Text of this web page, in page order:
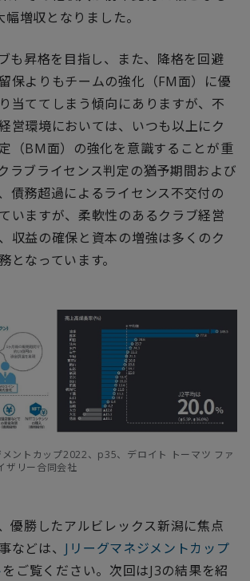
増収となりました。
も昇格を目指し、また、降格を回避
保よりもチームの強化（FM面）に優
当ててしまう傾向にありますが、不
営環境においては、いつも以上にク
（BM面）の強化を意識することが重
ラブライセンス判定の猶予期間および
債務超過によるライセンス不交付の
いますが、柔軟性のあるクラブ経営
収益の確保と資本の増強は多くのク
となっています。
メントカップ2022、p35、デロイト トーマツ ファ
ザリー合同会社
優勝したアルビレックス新潟に焦点
などは、 Jリーグマネジメントカップ
をご覧ください。次回はJ3の結果を紹